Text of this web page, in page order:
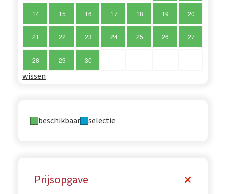
14 15 16 17 18 19 20
21 22 23 24 25 26 27
28 29 30
wissen
beschikbaar selectie
Prijsopgave